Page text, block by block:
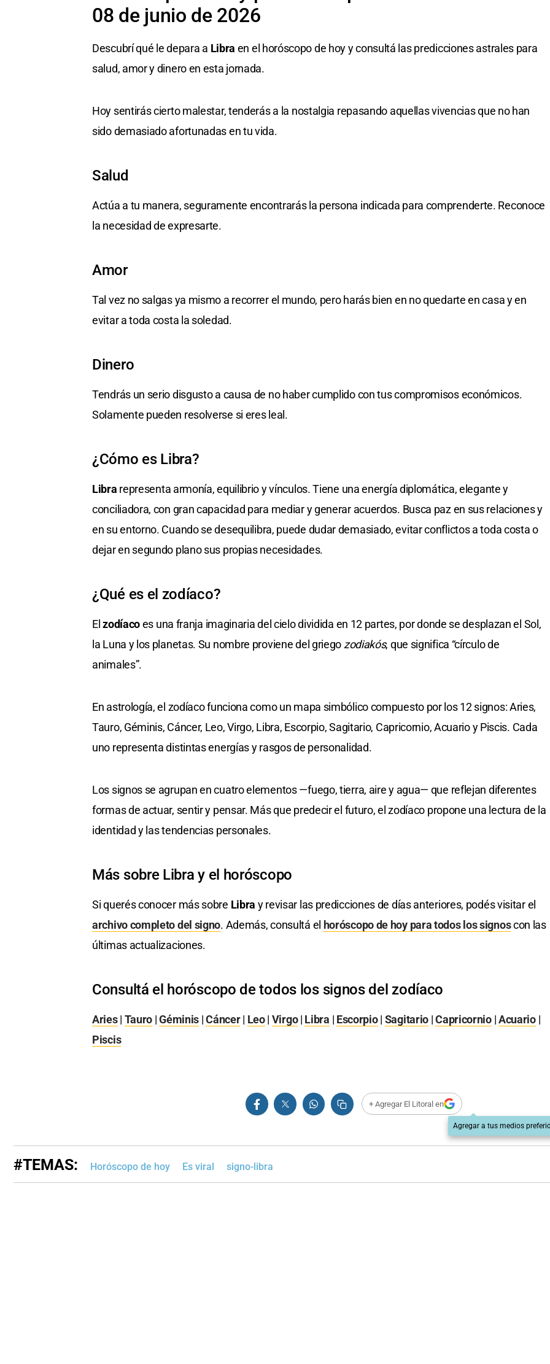
08 de junio de 2026
Descubrí qué le depara a Libra en el horóscopo de hoy y consultá las predicciones astrales para
salud, amor y dinero en esta jornada.
Hoy sentirás cierto malestar, tenderás a la nostalgia repasando aquellas vivencias que no han
sido demasiado afortunadas en tu vida.
Salud
Actúa a tu manera, seguramente encontrarás la persona indicada para comprenderte. Reconoce
la necesidad de expresarte.
Amor
Tal vez no salgas ya mismo a recorrer el mundo, pero harás bien en no quedarte en casa y en
evitar a toda costa la soledad.
Dinero
Tendrás un serio disgusto a causa de no haber cumplido con tus compromisos económicos.
Solamente pueden resolverse si eres leal.
¿Cómo es Libra?
Libra representa armonía, equilibrio y vínculos. Tiene una energía diplomática, elegante y
conciliadora, con gran capacidad para mediar y generar acuerdos. Busca paz en sus relaciones y
en su entorno. Cuando se desequilibra, puede dudar demasiado, evitar conflictos a toda costa o
dejar en segundo plano sus propias necesidades.
¿Qué es el zodíaco?
Elzodíacoes una franja imaginaria del cielo dividida en 12 partes, por donde se desplazan el Sol,
la Luna y los planetas. Su nombre proviene del griegozodiakós, que significa “círculo de
animales”.
En astrología, el zodíaco funciona como un mapa simbólico compuesto por los 12 signos: Aries,
Tauro, Géminis, Cáncer, Leo, Virgo, Libra, Escorpio, Sagitario, Capricornio, Acuario y Piscis. Cada
uno representa distintas energías y rasgos de personalidad.
Los signos se agrupan en cuatro elementos —fuego, tierra, aire y agua— que reflejan diferentes
formas de actuar, sentir y pensar. Más que predecir el futuro, el zodíaco propone una lectura de la
identidad y las tendencias personales.
Más sobre Libra y el horóscopo
Si querés conocer más sobre Libra y revisar las predicciones de días anteriores, podés visitar el
archivo completo del signo. Además, consultá el horóscopo de hoy para todos los signoscon las
últimas actualizaciones.
Consultá el horóscopo de todos los signos del zodíaco
Aries| Tauro |Géminis |Cáncer| Leo| Virgo| Libra | Escorpio| Sagitario |Capricornio|Acuario|
Piscis
+ Agregar El Litoral en
Agregar a tus medios
#TEMAS: Horóscopo de hoy Es viral signo-libra